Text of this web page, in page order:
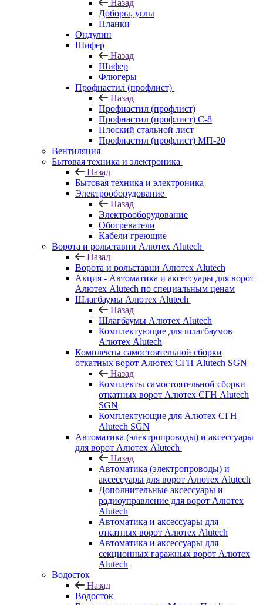
Назад
Доборы, углы
Планки
Ондулин
Шифер
Назад
Шифер
Флюгеры
Профнастил (профлист)
Назад
Профнастил (профлист)
Профнастил (профлист) С-8
Плоский стальной лист
Профнастил (профлист) МП-20
Вентиляция
Бытовая техника и электроника
Назад
Бытовая техника и электроника
Электрооборудование
Назад
Электрооборудование
Обогреватели
Кабели греющие
Ворота и рольставни Алютех Alutech
Назад
Ворота и рольставни Алютех Alutech
Акция - Автоматика и аксессуары для ворот
Алютех Alutech по специальным ценам
Шлагбаумы Алютех Alutech
Назад
Шлагбаумы Алютех Alutech
Комплектующие для шлагбаумов
Алютех Alutech
Комплекты самостоятельной сборки
откатных ворот Алютех СГН Alutech SGN
Назад
Комплекты самостоятельной сборки
откатных ворот Алютех СГН Alutech
SGN
Комплектующие для Алютех СГН
Alutech SGN
Автоматика (электропроводы) и аксессуары
для ворот Алютех Alutech
Назад
Автоматика (электропроводы) и
аксессуары для ворот Алютех Alutech
Дополнительные аксессуары и
радиоуправление для ворот Алютех
Alutech
Автоматика и аксессуары для
откатных ворот Алютех Alutech
Автоматика и аксессуары для
секционных гаражных ворот Алютех
Alutech
Водосток
Назад
Водосток